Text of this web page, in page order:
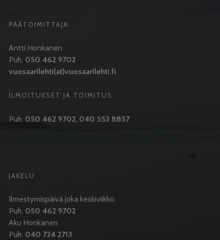
PÄÄTOIMITTAJA
Antti Honkanen
Puh. 050 462 9702
vuosaarilehti(at)vuosaarilehti.fi
ILMOITUKSET JA TOIMITUS:
Puh. 050 462 9702, 040 553 8857
JAKELU
Ilmestymispäivä joka keskiviikko
Puh. 050 462 9702
Aku Honkanen
Puh. 040 724 2713